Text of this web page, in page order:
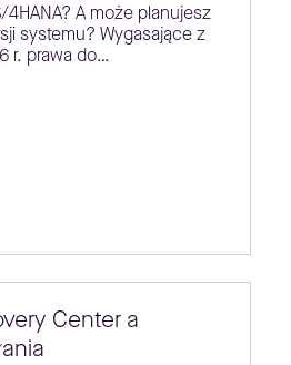
4HANA? A może planujesz
systemu? Wygasające z
r. prawa do…
Center a